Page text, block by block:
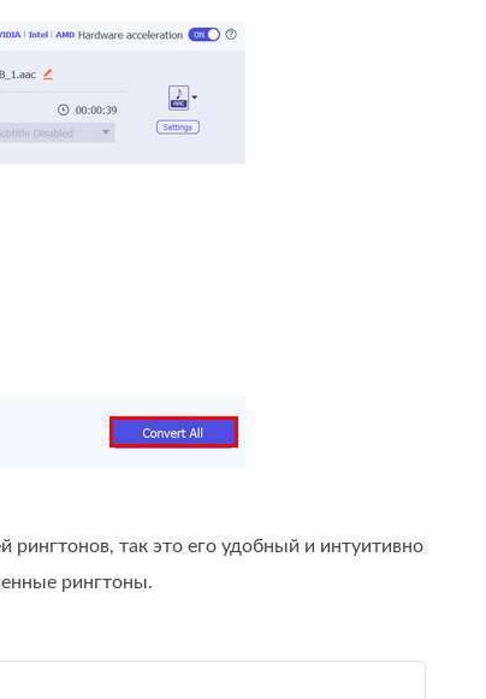
так это его удобный и интуитивно
рингтоны.